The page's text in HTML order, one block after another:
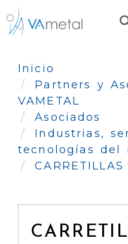
Inicio
Partners y
VAMETAL
Asociados
Industrias,
tecnologías del